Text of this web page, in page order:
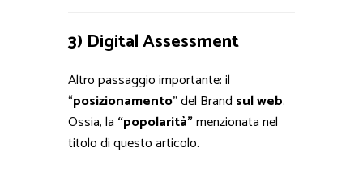
3) Digital Assessment
Altro passaggio importante: il
“posizionamento” del Brand sul web.
Ossia, la “popolarità”menzionata nel
titolo di questo articolo.